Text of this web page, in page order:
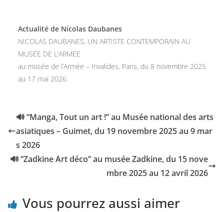
Actualité de Nicolas Daubanes
NICOLAS DAUBANES, UN ARTISTE CONTEMPORAIN AU
MUSÉE DE L’ARMÉE
au musée de l’Armée – Invalides, Paris, du 8 novembre 2025
au 17 mai 2026.
🔊 “Manga, Tout un art !” au Musée national des arts
asiatiques – Guimet, du 19 novembre 2025 au 9 mar
s 2026
🔊 “Zadkine Art déco” au musée Zadkine, du 15 nove
mbre 2025 au 12 avril 2026
Vous pourrez aussi aimer